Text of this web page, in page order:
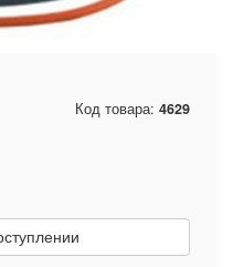
Код товара: 4629